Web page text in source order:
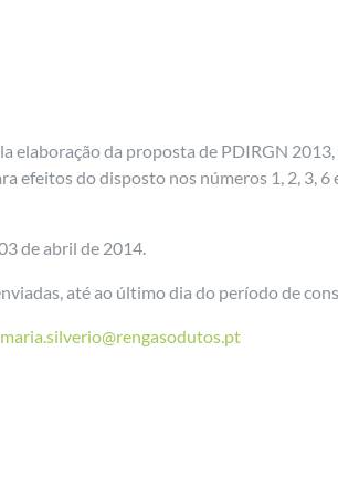
elaboração da proposta de PDIRGN
efeitos do disposto nos números 1, 2, 3,
de abril de 2014.
até ao último dia do período de
maria.silverio@rengasodutos.pt